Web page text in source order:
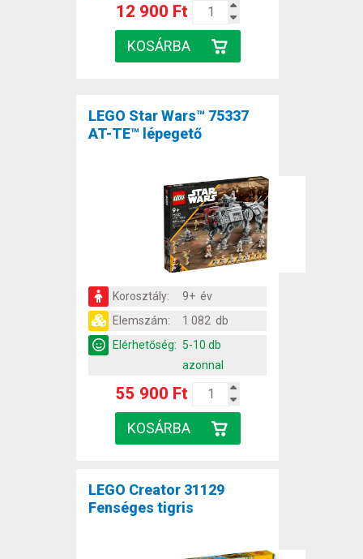
12 900 Ft
LEGO Star Wars™ 75337
AT-TE™ lépegető
Korosztály:
9+ év
Elemszám:
1 082 db
Elérhetőség: 5-10 db
azonnal
55 900 Ft
LEGO Creator 31129
Fenséges tigris